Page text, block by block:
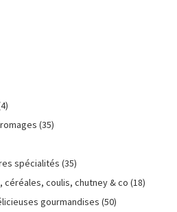
(35)
spécialités (35)
coulis, chutney & co (18)
gourmandises (50)